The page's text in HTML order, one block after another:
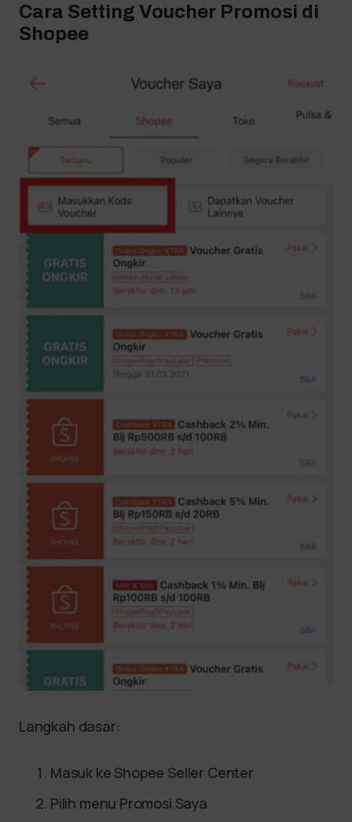
Cara Setting Voucher Promosi di
Shopee
Langkah dasar:
Masuk ke Shopee Seller Center
Pilih menu Promosi Saya